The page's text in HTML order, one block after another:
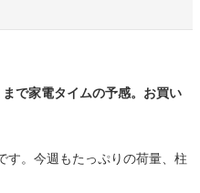
で家電タイムの予感。お買い
す。今週もたっぷりの荷量、柱